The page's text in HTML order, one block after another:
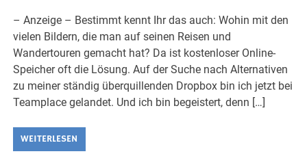
– Anzeige – Bestimmt kennt Ihr das auch: Wohin mit den
vielen Bildern, die man auf seinen Reisen und
Wandertouren gemacht hat? Da ist kostenloser Online-
Speicher oft die Lösung. Auf der Suche nach Alternativen
zu meiner ständig überquillenden Dropbox bin ich jetzt bei
Teamplace gelandet. Und ich bin begeistert, denn […]
WEITERLESEN